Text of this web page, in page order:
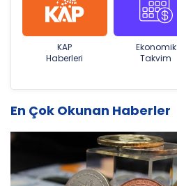
KAP
Haberleri
Ekonomik
Takvim
En Çok Okunan Haberler